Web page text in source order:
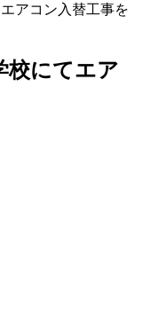
アコン入替工事を
校にてエア